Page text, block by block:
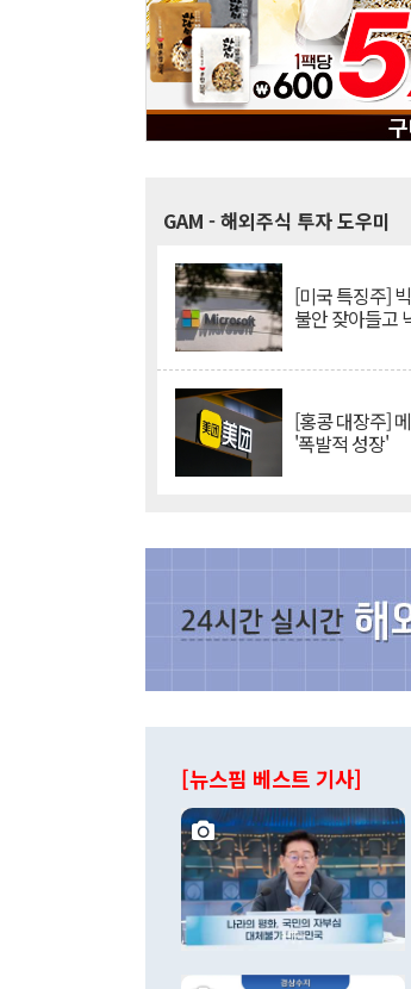
GAM - 해외주식 투자 도우미
[미국 특징주]
불안 잦아들고
[홍콩 대장주]
'폭발적 성장'
[뉴스핌 베스트 기사]